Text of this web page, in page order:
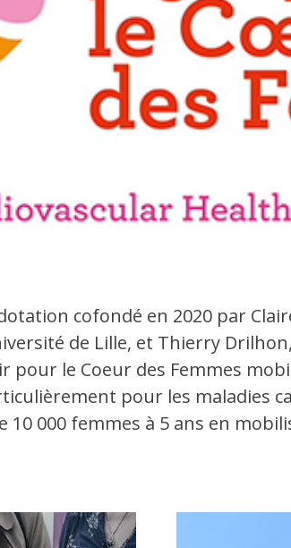
cofondé en 2020 par
de Lille, et Thierry
le Coeur des Femmes
pour les maladies
10 000 femmes à 5 ans en